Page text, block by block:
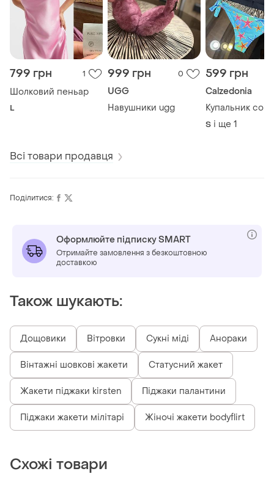
799 грн 1
Шолковий пеньар
L
999 грн 0
UGG
Навушники ugg
599 грн
Calzedonia
Купальник
S і ще 1
Всі товари продавця
Поділитися:
Оформлюйте підписку SMART
Отримайте замовлення з безкоштовною
доставкою
Також шукають:
Дощовики Вітровки Сукні міді Анораки
Вінтажні шовкові жакети Статусний жакет
Жакети піджаки kirsten Піджаки палантини
Піджаки жакети мілітарі Жіночі жакети bodyflirt
Схожі товари